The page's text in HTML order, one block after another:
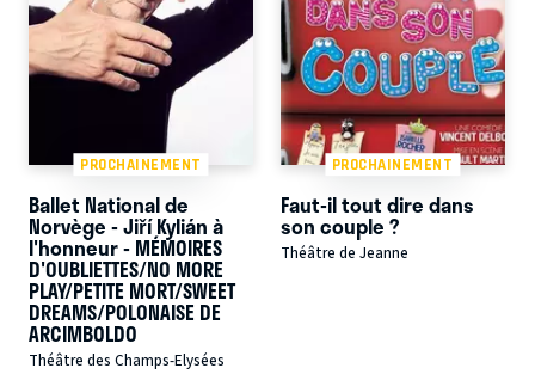
PROCHAINEMENT
Ballet National de
Norvège - Jiří Kylián à
l'honneur - MÉMOIRES
D'OUBLIETTES/NO MORE
PLAY/PETITE MORT/SWEET
DREAMS/POLONAISE DE
ARCIMBOLDO
Théâtre des Champs-Elysées
PROCHAINEMENT
Faut-il tout dire dans
son couple ?
Théâtre de Jeanne